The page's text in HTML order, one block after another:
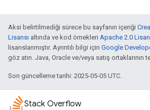
Aksi belirtilmediği sürece bu sayfanın içeriği
Lisansı altında ve kod örnekleri Apache 2.0
lisanslanmıştır. Ayrıntılı bilgi için Google
göz atın. Java, Oracle ve/veya satış ortaklarının
Son güncelleme tarihi: 2025-05-05 UTC.
Stack Overflow